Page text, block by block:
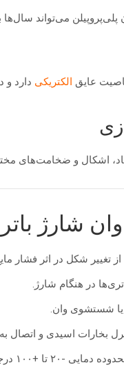
می‌تواند
عایق الکتریکی دارد
اشکال و ضخامت‌های
شارژ
تغییر شکل در اثر فشار
در هنگام شارژ.
یا شستشوی وان.
بخارات اسیدی و اتصال
است و برای محیط‌های صنعتی بسیار مناسب است.